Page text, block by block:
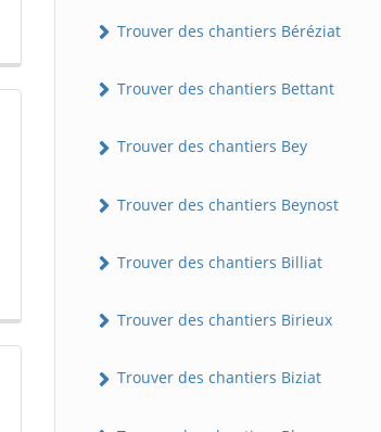
Trouver des chantiers Béréziat
Trouver des chantiers Bettant
Trouver des chantiers Bey
Trouver des chantiers Beynost
Trouver des chantiers Billiat
Trouver des chantiers Birieux
Trouver des chantiers Biziat